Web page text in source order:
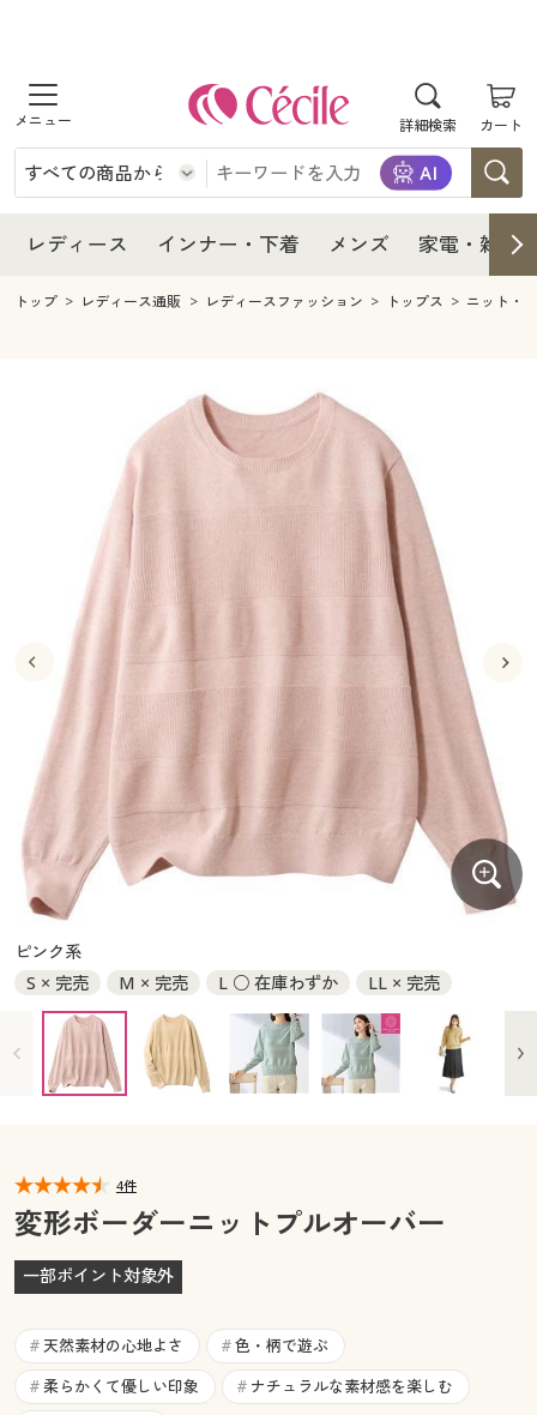
詳細検索 カート
商品を探す
レディース
レディースファッション
インナー・下着
インナー・下着通販すべて
ジュニア・ティーンズ下着
メンズ
メンズファッション
メンズ下着
家電・雑貨すべて
キッチン・雑貨・日用品
寝具・インテリア・家具
寝具・インテリア・家具通販すべて
家具・収納
寝具・ベッド
カーテン・ラグ・ファブリック
美容・健康
美容・健康通販すべて
美容・健康・サプリメント
制服・スクール
制服・スクールすべて
制服・学生服
ジュニア・ティーンズ下着
大きいサイズ
大きいサイズ通販すべて
大きいサイズ レディース服
大きいサイズ レディース下着
大きいサイズ メンズ
大きいサイズ 事務・制服
バーゲン
バーゲンセール
シークレットセール
詳細検索
商品カテゴリ一覧
カタログ
カタログ・チラシからのご注文
デジタルカタログ
カタログ無料プレゼント
マイページ
閲覧履歴
お気に入り
サポート
レディース インナー・下着 メンズ 家電・雑貨
レディース
レディース通販すべて
レディースファッション
インナー・下着
インナー・下着通販すべて
ジュニア・ティーンズ下着
メンズ
キッチン・雑貨・日用品
寝具・インテリア・家具通販すべて
家具・収納
寝具・ベッド
カーテン・ラグ・ファブリック
美容・健康通販すべて
美容・健康・サプリメント
制服・スクール
制服・スクールすべて
制服・学生服
ジュニア・ティーンズ下着
大きいサイズ
大きいサイズ通販すべて
大きいサイズ レディース服
大きいサイズ レディース下着
大きいサイズ メンズ
大きいサイズ 事務・制服
バーゲン
バーゲンセール
シークレットセール
詳細検索
商品カテゴリ一覧
カタログ
カタログ・チラシからのご注文
カタログ無料プレゼント
会員メニュー
閲覧履歴
ご利用ガイド
トップ レディース通販 レディースファッション トップス ニット・
ピンク系
S × 完売
M × 完売 L ○ 在庫わずか LL × 完売
4件
変形ボーダーニットプルオーバー
一部ポイント対象外
# 天然素材の心地よさ # 色・柄で遊ぶ
# 柔らかくて優しい印象 # ナチュラルな素材感を楽しむ